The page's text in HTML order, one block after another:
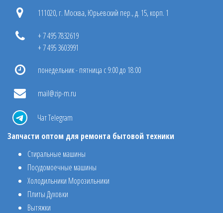
111020, г. Москва, Юрьевский пер., д. 15, корп. 1
+ 7 495 7832619
+ 7 495 3603991
понедельник - пятница с 9:00 до 18:00
mail@zip-m.ru
Чат Telegram
Запчасти оптом для ремонта бытовой техники
Стиральные машины
Посудомоечные машины
Холодильники Морозильники
Плиты Духовки
Вытяжки